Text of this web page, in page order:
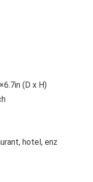
(D x H)
hotel, enz